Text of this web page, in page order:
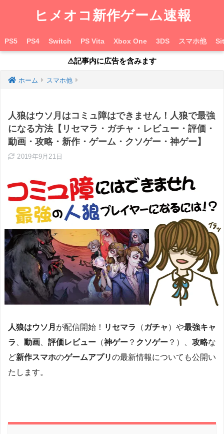
ヒメオコ新作ゲーム速報
PS5 PS4 Switch PS Vita Xbox One 3DS スマホ他
⚠︎記事内に広告を含みます
ホーム スマホ他
人狼はウソ月はコミュ障はできません！人狼で最強
になる方法【リセマラ・ガチャ・レビュー・評価・
動画・攻略・新作・ゲーム・クソゲー・神ゲー】
2019年9月21日
人狼はウソ月 が配信開始！ リセマラ （ ガチャ ）や最強キャ
ラ
動画 評価レビュー （神ゲー ？ クソゲー ？）、 攻略な
ど新作スマホのゲームアプリの最新情報についても公開い
たします。